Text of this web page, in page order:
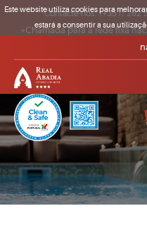
Contacte-nos:(+351) 262
*Chamada para a rede fixa
Clique para regressar à página
Este website utiliza cookies para
estará a consentir a sua